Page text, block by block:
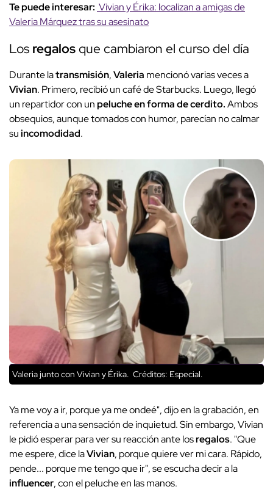
Te puede interesar: Vivian y Érika: localizan a amigas de
Valeria Márquez tras su asesinato
Los regalosque cambiaron el curso del día
Durante latransmisión,Valeria mencionó varias veces a
Vivian. Primero, recibió un café de Starbucks. Luego, llegó
un repartidor con unpeluche en forma de cerdito.Ambos
obsequios, aunque tomados con humor, parecían no calmar
suincomodidad.
Valeria junto con Vivian y Érika. Créditos: Especial.
Ya me voy a ir, porque ya me ondeé", dijo en la grabación, en
referencia a una sensación de inquietud. Sin embargo, Vivian
le pidió esperar para ver su reacción ante losregalos. "Que
me espere, dice laVivian, porque quiere ver mi cara. Rápido,
pende... porque me tengo que ir", se escucha decir a la
influencer, con el peluche en las manos.